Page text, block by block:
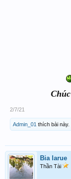
2/7/21
Admin_01 thích bài này.
Bia larue
Thần Tài